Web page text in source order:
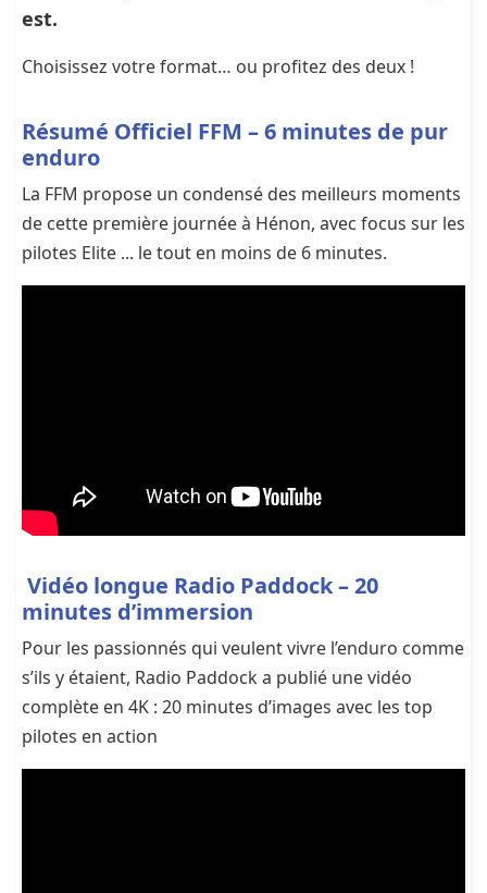
est.
Choisissez votre format… ou profitez des deux !
Résumé Officiel FFM – 6 minutes de pur
enduro
La FFM propose un condensé des meilleurs moments
de cette première journée à Hénon, avec focus sur les
pilotes Elite ... le tout en moins de 6 minutes.
Vidéo longue Radio Paddock – 20
minutes d’immersion
Pour les passionnés qui veulent vivre l’enduro comme
s’ils y étaient, Radio Paddock a publié une vidéo
complète en 4K : 20 minutes d’images avec les top
pilotes en action